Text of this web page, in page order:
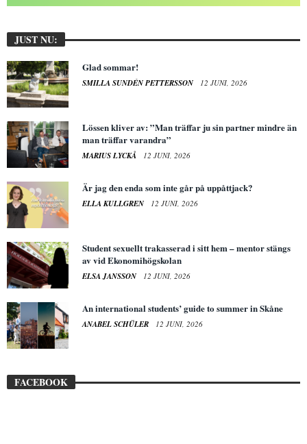
JUST NU:
Glad sommar!
SMILLA SUNDÉN PETTERSSON 12 JUNI, 2026
Lössen kliver av: ”Man träffar ju sin partner mindre än
man träffar varandra”
MARIUS LYCKÅ 12 JUNI, 2026
Är jag den enda som inte går på uppåttjack?
ELLA KULLGREN 12 JUNI, 2026
Student sexuellt trakasserad i sitt hem – mentor stängs
av vid Ekonomihögskolan
ELSA JANSSON 12 JUNI, 2026
An international students’ guide to summer in Skåne
ANABEL SCHÜLER 12 JUNI, 2026
FACEBOOK